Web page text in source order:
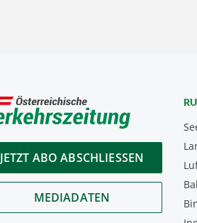
JETZT ABO ABSCHLIESSEN
MEDIADATEN